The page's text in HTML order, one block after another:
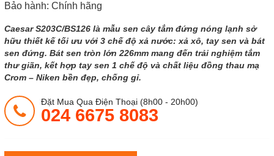
Bảo hành: Chính hãng
Caesar S203C/BS126 là mẫu sen cây tắm đứng nóng lạnh sở
hữu thiết kế tối ưu với 3 chế độ xả nước: xả xô, tay sen và bát
sen đứng. Bát sen tròn lớn 226mm mang đến trải nghiệm tắm
thư giãn, kết hợp tay sen 1 chế độ và chất liệu đồng thau mạ
Crom – Niken bền đẹp, chống gỉ.
Đặt Mua Qua Điện Thoại (8h00 - 20h00)
024 6675 8083